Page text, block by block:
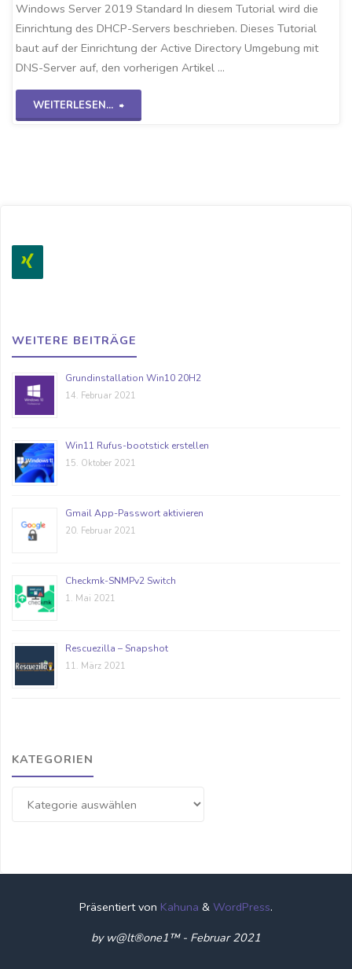
Windows Server 2019 Standard In diesem Tutorial wird die
Einrichtung des DHCP-Servers beschrieben. Dieses Tutorial
baut auf der Einrichtung der Active Directory Umgebung mit
DNS-Server auf, den vorherigen Artikel …
WEITERLESEN...
"DHCP
WEITERE BEITRÄGE
Grundinstallation Win10 20H2
14. Februar 2021
Win11 Rufus-bootstick erstellen
15. Oktober 2021
Gmail App-Passwort aktivieren
20. Februar 2021
Checkmk-SNMPv2 Switch
1. Mai 2021
Rescuezilla – Snapshot
11. März 2021
KATEGORIEN
Präsentiert von Kahuna & WordPress.
by w@lt®one1™ - Februar 2021